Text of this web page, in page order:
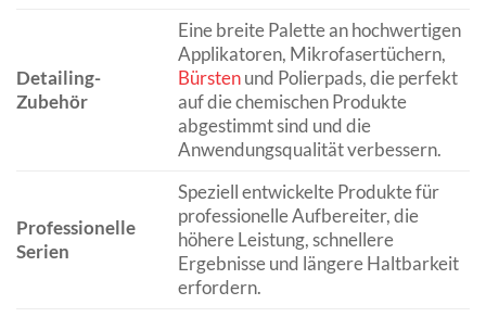
Detailing-
Zubehör
Eine breite Palette an hochwertigen
Applikatoren, Mikrofasertüchern,
Bürstenund Polierpads, die perfekt
auf die chemischen Produkte
abgestimmt sind und die
Anwendungsqualität verbessern.
Professionelle
Serien
Speziell entwickelte Produkte für
professionelle Aufbereiter, die
höhere Leistung, schnellere
Ergebnisse und längere Haltbarkeit
erfordern.